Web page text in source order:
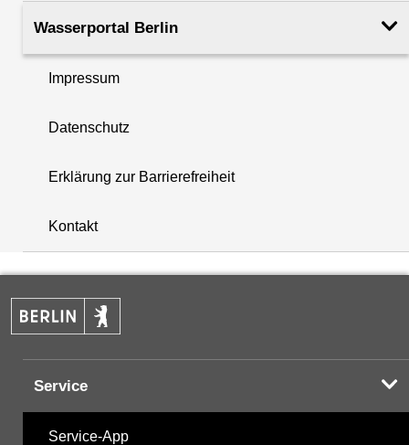
+
−
Wasserportal Berlin
Impressum
Datenschutz
Erklärung zur Barrierefreiheit
Kontakt
Service
Service-App